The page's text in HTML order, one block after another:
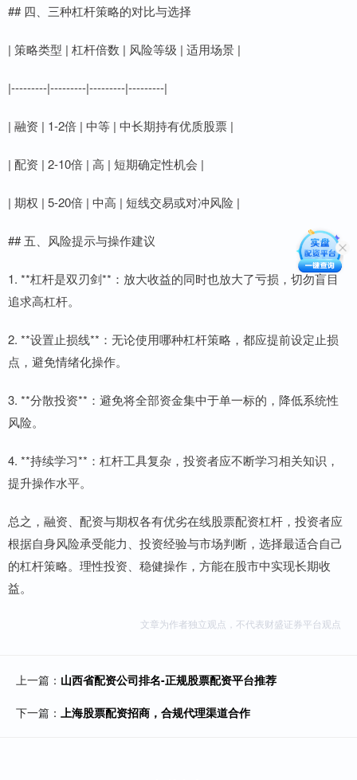
## 四、三种杠杆策略的对比与选择
| 策略类型 | 杠杆倍数 | 风险等级 | 适用场景 |
|---------|---------|---------|---------|
| 融资 | 1-2倍 | 中等 | 中长期持有优质股票 |
| 配资 | 2-10倍 | 高 | 短期确定性机会 |
| 期权 | 5-20倍 | 中高 | 短线交易或对冲风险 |
## 五、风险提示与操作建议
1. **杠杆是双刃剑**：放大收益的同时也放大了亏损，切勿盲目
追求高杠杆。
2. **设置止损线**：无论使用哪种杠杆策略，都应提前设定止损
点，避免情绪化操作。
3. **分散投资**：避免将全部资金集中于单一标的，降低系统性
风险。
4. **持续学习**：杠杆工具复杂，投资者应不断学习相关知识，
提升操作水平。
总之，融资、配资与期权各有优劣在线股票配资杠杆，投资者应
根据自身风险承受能力、投资经验与市场判断，选择最适合自己
的杠杆策略。理性投资、稳健操作，方能在股市中实现长期收
益。
文章为作者独立观点，不代表财盛证券平台观点
上一篇： 山西省配资公司排名-正规股票配资平台推荐
下一篇： 上海股票配资招商，合规代理渠道合作